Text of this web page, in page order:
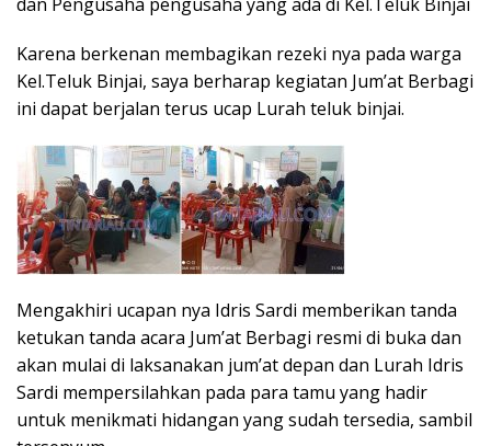
dan Pengusaha pengusaha yang ada di Kel.Teluk Binjai
Karena berkenan membagikan rezeki nya pada warga
Kel.Teluk Binjai, saya berharap kegiatan Jum’at Berbagi
ini dapat berjalan terus ucap Lurah teluk binjai.
Mengakhiri ucapan nya Idris Sardi memberikan tanda
ketukan tanda acara Jum’at Berbagi resmi di buka dan
akan mulai di laksanakan jum’at depan dan Lurah Idris
Sardi mempersilahkan pada para tamu yang hadir
untuk menikmati hidangan yang sudah tersedia, sambil